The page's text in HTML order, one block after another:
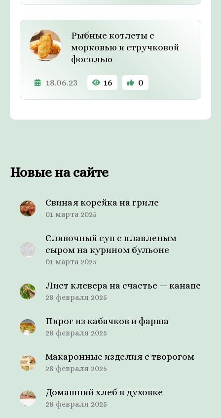
Рыбные котлеты с
морковью и стручковой
фосолью
18.06.23 16 0
Новые на сайте
Свиная корейка на гриле
01 марта 2025
Сливочный суп с плавленым
сыром на курином бульоне
01 марта 2025
Лист клевера на счастье — канапе
28 февраля 2025
Пирог из кабачков и фарша
28 февраля 2025
Макаронные изделия с творогом
28 февраля 2025
Домашний хлеб в духовке
28 февраля 2025